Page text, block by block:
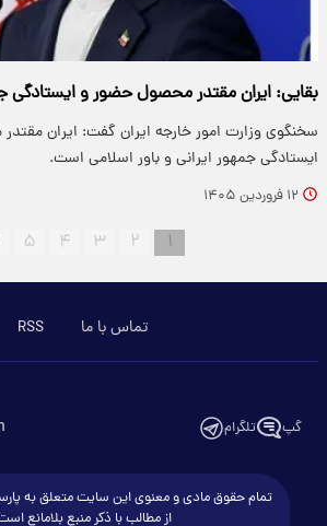
بقایی: ایران مقتدر محصول حضور و ایستادگی
سخنگوی وزارت امور خارجه ایران گفت: ایران
ایستادگی جمهور ایرانی و باور اسلامی‌ است.
۱۲ فروردین ۱۴۰۵
۱ ۲ ۳ ۴ ۵
تماس با ما RSS
گپ تلگرام
تمام حقوق مادی و معنوی این سایت متعلق به
از مطالب با ذکر منبع بلامانع